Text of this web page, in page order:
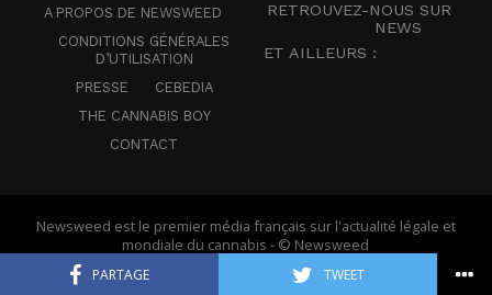
PARTAGE TWEET
A PROPOS DE NEWSWEED
CONDITIONS GÉNÉRALES
D’UTILISATION
PRESSE
CEBEDIA
THE CANNABIS BOY
CONTACT
RETROUVEZ-NOUS SUR
NEWS
ET AILLEURS :
Newsweed est le premier média français sur l'actualité légale et
mondiale du cannabis - © Newsweed
Français